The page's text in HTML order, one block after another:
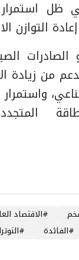
ظل
التوازن
من زيادة
#الاقتصاد
#الفائدة #